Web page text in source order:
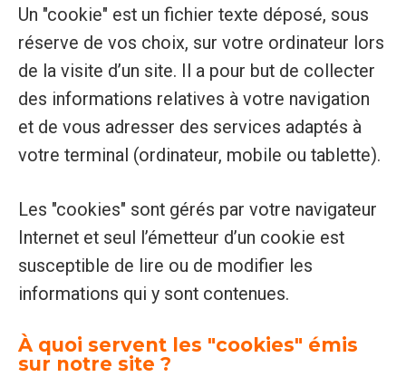
Un "cookie" est un fichier texte déposé, sous
réserve de vos choix, sur votre ordinateur lors
de la visite d’un site. Il a pour but de collecter
des informations relatives à votre navigation
et de vous adresser des services adaptés à
votre terminal (ordinateur, mobile ou tablette).
Les "cookies" sont gérés par votre navigateur
Internet et seul l’émetteur d’un cookie est
susceptible de lire ou de modifier les
informations qui y sont contenues.
À quoi servent les "cookies" émis
sur notre site ?